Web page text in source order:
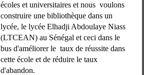
écoles et universitaires et nous  voulons
construire une bibliothèque dans un
lycée, le lycée Elhadji Abdoulaye Niass
(LTCEAN) au Sénégal et ceci dans le
bus d'améliorer le  taux de réussite dans
cette école et de réduire le taux
d'abandon.